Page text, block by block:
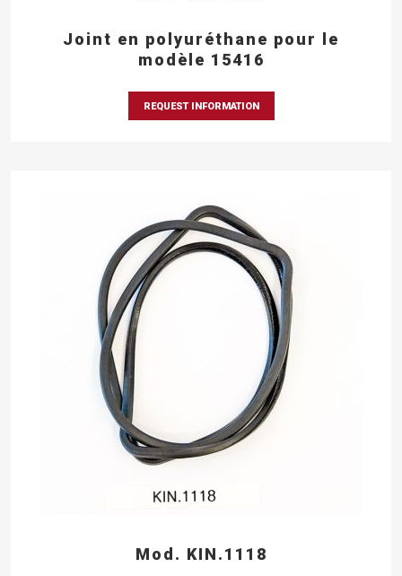
Joint en polyuréthane pour le
modèle 15416
REQUEST INFORMATION
Mod. KIN.1118